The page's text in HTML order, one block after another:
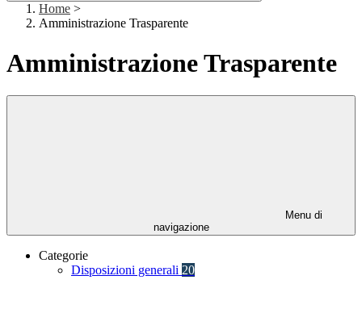
Home >
Amministrazione Trasparente
Amministrazione Trasparente
Menu di
navigazione
Categorie
Disposizioni generali 20